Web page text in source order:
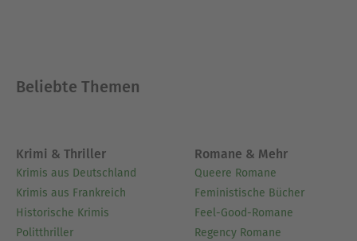
Beliebte Themen
Krimi & Thriller
Krimis aus Deutschland
Krimis aus Frankreich
Historische Krimis
Politthriller
Romane & Mehr
Queere Romane
Feministische Bücher
Feel-Good-Romane
Regency Romane